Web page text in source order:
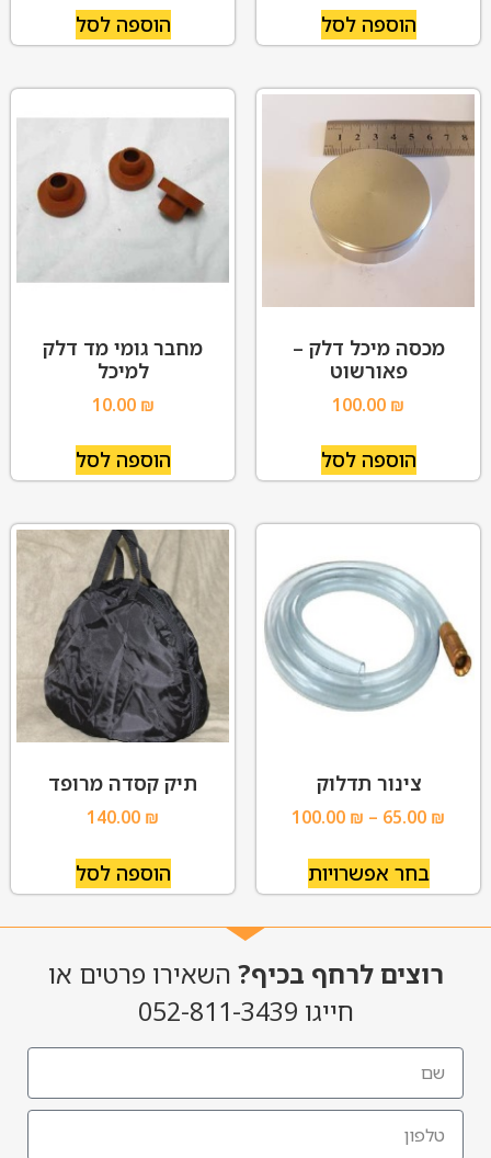
הוספה לסל הוספה לסל
מכסה מיכל דלק –
פאורשוט
100.00 ₪
הוספה לסל
מחבר גומי מד דלק
למיכל
10.00 ₪
הוספה לסל
צינור תדלוק
65.00 ₪
–
100.00 ₪
בחר אפשרויות
תיק קסדה מרופד
140.00 ₪
הוספה לסל
רוצים לרחף בכיף? השאירו פרטים או
חייגו 052-811-3439